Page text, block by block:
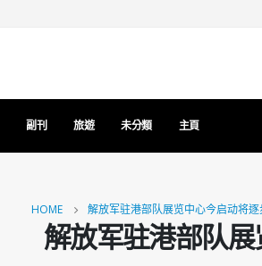
副刊 旅遊 未分類 主頁
HOME 解放军驻港部队展览中心今启动将
解放军驻港部队